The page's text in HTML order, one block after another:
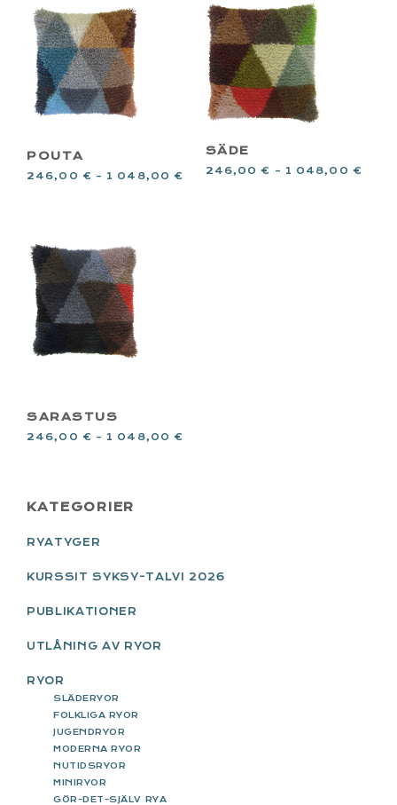
POUTA
246,00 € – 1 048,00 €
SÄDE
246,00 € – 1 048,00 €
SARASTUS
246,00 € – 1 048,00 €
PRIMARY
SIDEBAR
KATEGORIER
RYATYGER
KURSSIT SYKSY-TALVI 2026
PUBLIKATIONER
UTLÅNING AV RYOR
RYOR
SLÄDERYOR
FOLKLIGA RYOR
JUGENDRYOR
MODERNA RYOR
NUTIDSRYOR
MINIRYOR
GÖR-DET-SJÄLV RYA